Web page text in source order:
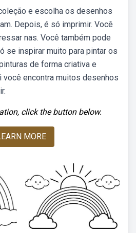
e escolha os desenhos
Depois, é só imprimir. Você
nas. Você também pode
se inspirar muito para pintar os
de forma criativa e
você encontra muitos desenhos
click the button below.
MORE